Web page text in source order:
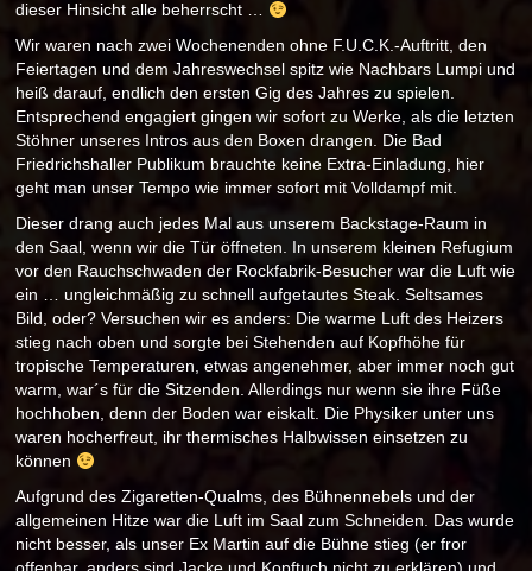
dieser Hinsicht alle beherrscht …
Wir waren nach zwei Wochenenden ohne F.U.C.K.-Auftritt, den
Feiertagen und dem Jahreswechsel spitz wie Nachbars Lumpi und
heiß darauf, endlich den ersten Gig des Jahres zu spielen.
Entsprechend engagiert gingen wir sofort zu Werke, als die letzten
Stöhner unseres Intros aus den Boxen drangen. Die Bad
Friedrichshaller Publikum brauchte keine Extra-Einladung, hier
geht man unser Tempo wie immer sofort mit Volldampf mit.
Dieser drang auch jedes Mal aus unserem Backstage-Raum in
den Saal, wenn wir die Tür öffneten. In unserem kleinen Refugium
vor den Rauchschwaden der Rockfabrik-Besucher war die Luft wie
ein … ungleichmäßig zu schnell aufgetautes Steak. Seltsames
Bild, oder? Versuchen wir es anders: Die warme Luft des Heizers
stieg nach oben und sorgte bei Stehenden auf Kopfhöhe für
tropische Temperaturen, etwas angenehmer, aber immer noch gut
warm, war´s für die Sitzenden. Allerdings nur wenn sie ihre Füße
hochhoben, denn der Boden war eiskalt. Die Physiker unter uns
waren hocherfreut, ihr thermisches Halbwissen einsetzen zu
können
Aufgrund des Zigaretten-Qualms, des Bühnennebels und der
allgemeinen Hitze war die Luft im Saal zum Schneiden. Das wurde
nicht besser, als unser Ex Martin auf die Bühne stieg (er fror